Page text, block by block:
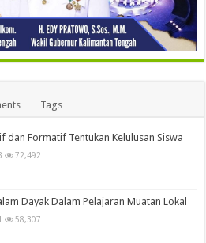
Tags
dan Formatif Tentukan Kelulusan Siswa
72,492
Dayak Dalam Pelajaran Muatan Lokal
58,307